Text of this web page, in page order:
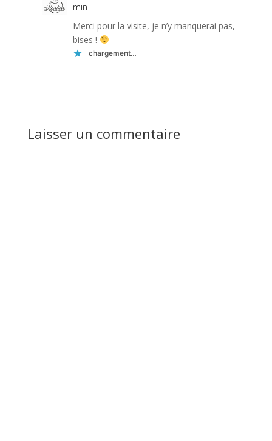
min
Merci pour la visite, je n’y manquerai pas,
bises !
chargement…
Laisser un commentaire